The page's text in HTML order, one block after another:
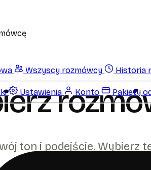
Wszyscy rozmówcy Historia
Ustawienia Konto Pakiety
ton i podejście. Wybierz